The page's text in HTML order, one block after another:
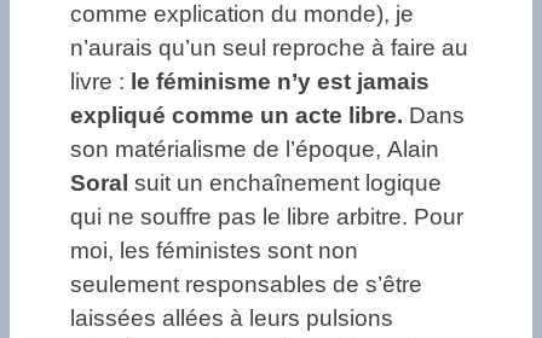
comme explication du monde), je
n’aurais qu’un seul reproche à faire au
livre : le féminisme n’y est jamais
expliqué comme un acte libre. Dans
son matérialisme de l’époque, Alain
Soral suit un enchaînement logique
qui ne souffre pas le libre arbitre. Pour
moi, les féministes sont non
seulement responsables de s’être
laissées allées à leurs pulsions